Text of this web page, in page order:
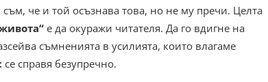
че и той осъзнава това, но не му пречи. Целта
е да окуражи читателя. Да го вдигне на
съмненията в усилията, които влагаме
се справя безупречно.